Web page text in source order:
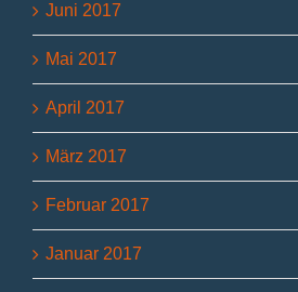
Juni 2017
Mai 2017
April 2017
März 2017
Februar 2017
Januar 2017